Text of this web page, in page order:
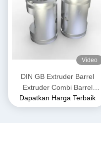
Video
DIN GB Extruder Barrel
Extruder Combi Barrel
Extrusion Untuk Twin Screw
Extrusion
Dapatkan Harga Terbaik